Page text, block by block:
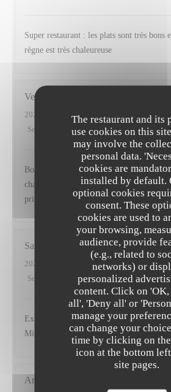
The restaurant and its
use cookies on this
may involve the
personal data.
cookies are
installed by default.
optional cookies
consent. These
cookies are used to
your browsing,
audience, provide
(e.g., related to
networks) or
personalized
content. Click on 'OK,
all', 'Deny all' or
manage your
can change your
time by clicking on
icon at the bottom
site pages.
Super restaurant : les plats sont très bons
règne est très chaleureuse
Veronique
2026-07-23
- 12:30 - Guests 2
Service
Ambiance: 4/5 Food: 5 /5
Bonne présentation, bons produits. Pain
chaleureux.Nous avons pris le menu du
prix. Nous reviendrons pour la carte.
Sandrine
2026-07-19
- 12:30 - Guests 2
Service
Ambiance: 5/5 Food: 5/5
Excellent déjeuner,service impeccable
Michelin . Très bon moment
Andrew